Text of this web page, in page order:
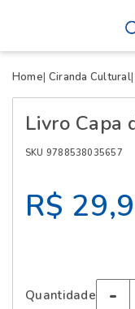
Home Ciranda Cultural
Livro Capa
SKU 9788538035657
R$
Quantidade -